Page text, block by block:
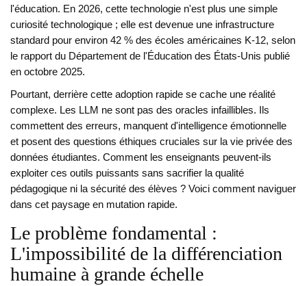
l'éducation. En 2026, cette technologie n'est plus une simple
curiosité technologique ; elle est devenue une infrastructure
standard pour environ 42 % des écoles américaines K-12, selon
le rapport du Département de l'Éducation des États-Unis publié
en octobre 2025.
Pourtant, derrière cette adoption rapide se cache une réalité
complexe. Les LLM ne sont pas des oracles infaillibles. Ils
commettent des erreurs, manquent d'intelligence émotionnelle
et posent des questions éthiques cruciales sur la vie privée des
données étudiantes. Comment les enseignants peuvent-ils
exploiter ces outils puissants sans sacrifier la qualité
pédagogique ni la sécurité des élèves ? Voici comment naviguer
dans cet paysage en mutation rapide.
Le problème fondamental :
L'impossibilité de la différenciation
humaine à grande échelle